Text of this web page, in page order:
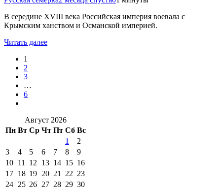
В середине XVIII века Российская империя воевала с
Крымским ханством и Османской империей.
Читать далее
1
2
3
…
6
Август 2026
Пн Вт Ср Чт Пт Сб Вс
1
2
3
4 5 6 7 8
9
10 11 12 13 14 15 16
17 18 19 20 21 22 23
24 25 26 27 28 29 30